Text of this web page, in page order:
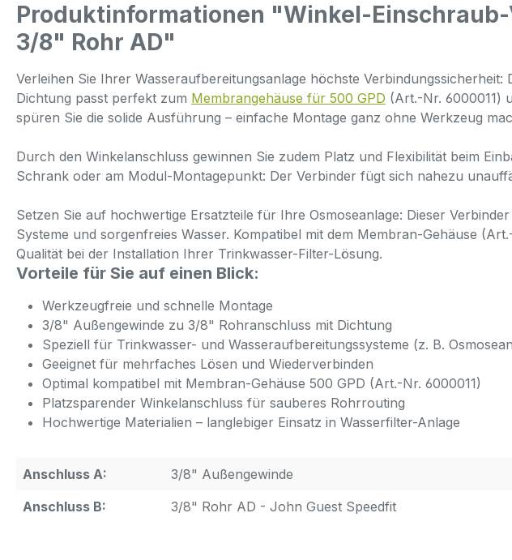
Produktinformationen "Winkel-
3/8" Rohr AD"
Verleihen Sie Ihrer Wasser­auf­bereitungs­anlage höchste
Dichtung passt perfekt zum Membrangehäuse für 500 GPD (Art.-Nr. 6000011)
spüren Sie die solide Ausführung – einfache Montage ganz ohne Werkzeug
Durch den Winkelanschluss gewinnen Sie zudem Platz und Flexibilität beim
Schrank oder am Modul-Montagepunkt: Der Verbinder fügt sich nahezu
Setzen Sie auf hochwertige Ersatzteile für Ihre Osmoseanlage: Dieser
Systeme und sorgenfreies Wasser. Kompatibel mit dem Membran-Gehäuse
Qualität bei der Installation Ihrer Trinkwasser-Filter-Lösung.
Vorteile für Sie auf einen Blick:
Werkzeugfreie und schnelle Montage
3/8" Außengewinde zu 3/8" Rohranschluss mit Dichtung
Speziell für Trinkwasser- und Wasseraufbereitungs­systeme (z. B.
Geeignet für mehrfaches Lösen und Wiederverbinden
Optimal kompatibel mit Membran-Gehäuse 500 GPD (Art.-Nr. 6000011)
Platzsparender Winkelanschluss für sauberes Rohr­routing
Hochwertige Materialien – langlebiger Einsatz in Wasserfilter-Anlage
Anschluss A:
3/8" Außengewinde
Anschluss B:
3/8" Rohr AD - John Guest Speedfit